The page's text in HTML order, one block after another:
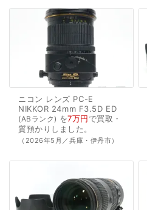
ニコン レンズ PC-E
NIKKOR 24mm F3.5D ED
ABランク を7万円で買取・
質預かり しました。
（2026年5月／兵庫・伊丹市）